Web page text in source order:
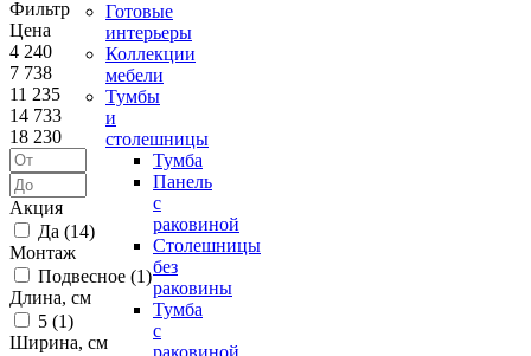
Готовые
интерьеры
Коллекции
мебели
Тумбы
и
столешницы
Тумба
Панель
с
раковиной
Столешницы
без
раковины
Тумба
с
Фильтр
Цена
4 240
7 738
11 235
14 733
18 230
Акция
Да (14)
Монтаж
Подвесное (1)
Длина, см
5 (1)
Ширина, см